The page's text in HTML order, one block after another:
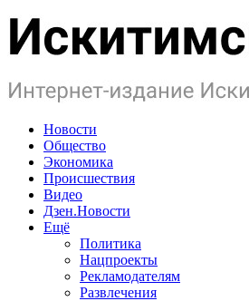
Новости
Общество
Экономика
Происшествия
Видео
Дзен.Новости
Ещё
Политика
Нацпроекты
Рекламодателям
Развлечения